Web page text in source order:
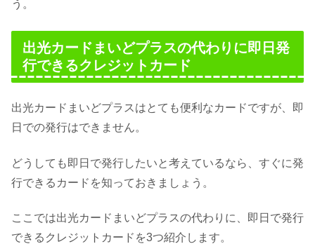
う。
出光カードまいどプラスの代わりに即日発
行できるクレジットカード
出光カードまいどプラスはとても便利なカードですが、即
日での発行はできません。
どうしても即日で発行したいと考えているなら、すぐに発
行できるカードを知っておきましょう。
ここでは出光カードまいどプラスの代わりに、即日で発行
できるクレジットカードを3つ紹介します。